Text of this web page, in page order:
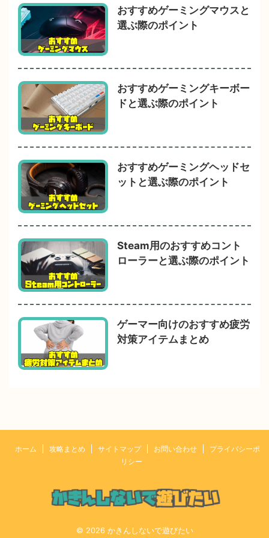
おすすめゲーミングマウスと
選ぶ際のポイント
おすすめゲーミングキーボー
ドと選ぶ際のポイント
おすすめゲーミングヘッドセ
ットと選ぶ際のポイント
Steam用のおすすめコント
ローラーと選ぶ際のポイント
ゲーマー向けのおすすめ疲労
対策アイテムまとめ
ホーム 攻略まとめ サイトマップ お問い合わせ
プライバシーポ
リシー
© 2026 かきんしないで遊びたい